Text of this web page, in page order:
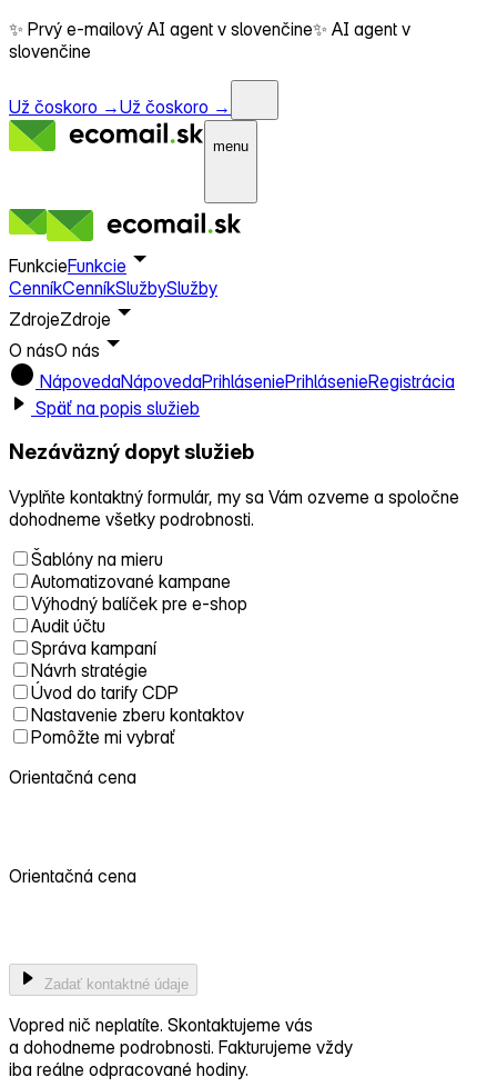
✨ Prvý e-mailový AI agent v slovenčine✨ AI agent v
slovenčine
Už čoskoro →Už čoskoro →
menu
FunkcieFunkcie
CenníkCenníkSlužbySlužby
ZdrojeZdroje
O násO nás
NápovedaNápovedaPrihláseniePrihlásenieRegistrácia
Späť na popis služieb
Nezáväzný dopyt služieb
Vyplňte kontaktný formulár, my sa Vám ozveme a spoločne
dohodneme všetky podrobnosti.
Šablóny na mieru
Automatizované kampane
Výhodný balíček pre e-shop
Audit účtu
Správa kampaní
Návrh stratégie
Úvod do tarify CDP
Nastavenie zberu kontaktov
Pomôžte mi vybrať
Orientačná cena
Orientačná cena
Zadať kontaktné údaje
Vopred nič neplatíte. Skontaktujeme vás
a dohodneme podrobnosti. Fakturujeme vždy
iba reálne odpracované hodiny.